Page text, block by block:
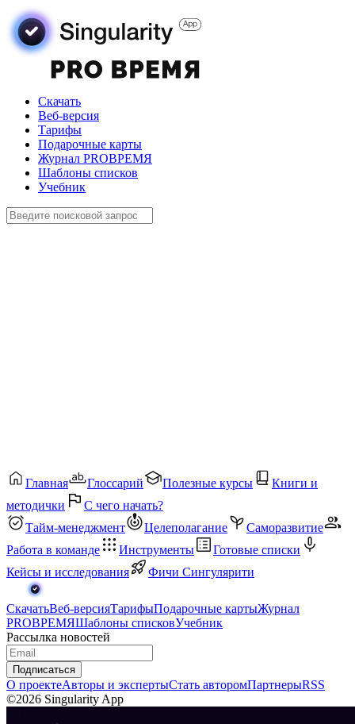
Скачать
Веб-версия
Тарифы
Подарочные карты
Журнал PROВРЕМЯ
Шаблоны списков
Учебник
Главная Глоссарий Полезные курсы
Книги и
методички
С чего начать?
Тайм-менеджмент
Целеполагание
Саморазвитие
Работа в команде
Инструменты
Готовые списки
Кейсы и исследования
Фичи Сингулярити
СкачатьВеб-версияТарифыПодарочные картыЖурнал
PROВРЕМЯШаблоны списковУчебник
Рассылка новостей
Подписаться
О проектеАвторы и экспертыСтать авторомПартнерыRSS
©2026 Singularity App